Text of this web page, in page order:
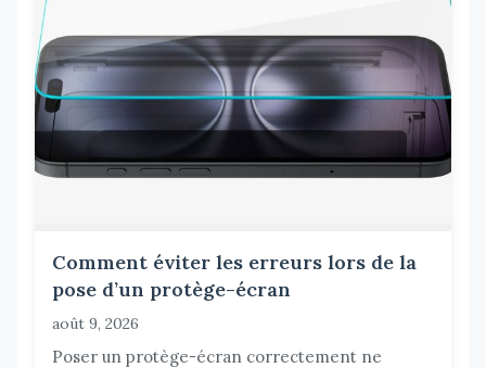
Comment éviter les erreurs lors de la
pose d’un protège-écran
août 9, 2026
Poser un protège-écran correctement ne